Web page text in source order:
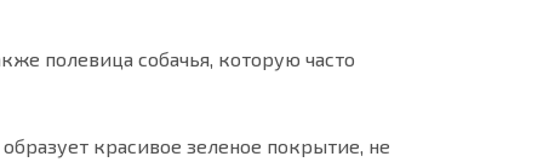
полевица собачья, которую часто
красивое зеленое покрытие, не